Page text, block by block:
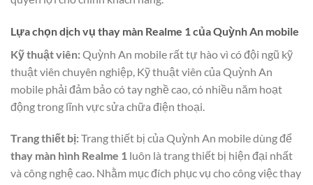
Lựa chọn dịch vụ thay màn Realme 1 của Quỳnh An mobile
Kỹ thuật viên:Quỳnh An mobile rất tự hào vì có đội ngũ kỹ
thuật viên chuyên nghiệp, Kỹ thuật viên của Quỳnh An
mobile phải đảm bảo có tay nghề cao, có nhiều năm hoạt
động trong lĩnh vực sửa chữa điện thoại.
Trang thiết bị:Trang thiết bị của Quỳnh An mobile dùng để
thay màn hình Realme 1 luôn là trang thiết bị hiện đại nhất
và công nghệ cao. Nhằm mục đích phục vụ cho công việc thay